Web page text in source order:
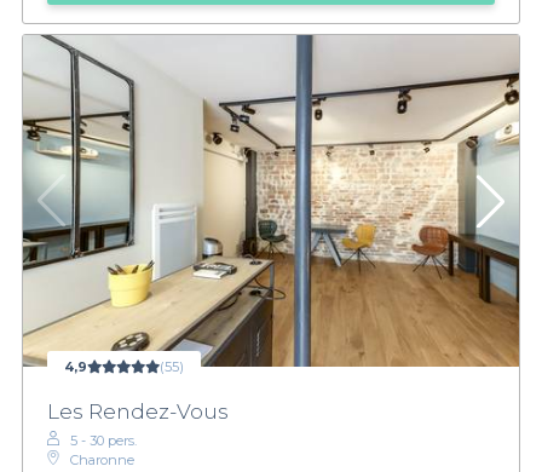
4,9 (55)
Les Rendez-Vous
5 - 30 pers.
Charonne